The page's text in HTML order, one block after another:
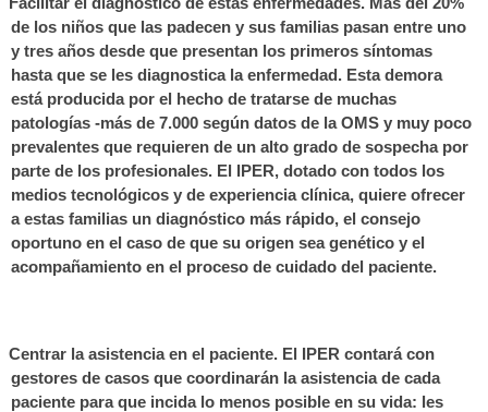
de los niños que las padecen y sus familias pasan entre uno
y tres años desde que presentan los primeros síntomas
hasta que se les diagnostica la enfermedad. Esta demora
está producida por el hecho de tratarse de muchas
patologías -más de 7.000 según datos de la OMS y muy poco
prevalentes que requieren de un alto grado de sospecha por
parte de los profesionales. El IPER, dotado con todos los
medios tecnológicos y de experiencia clínica, quiere ofrecer
a estas familias un diagnóstico más rápido, el consejo
oportuno en el caso de que su origen sea genético y el
acompañamiento en el proceso de cuidado del paciente.
Centrar la asistencia en el paciente. El IPER contará con
gestores de casos que coordinarán la asistencia de cada
paciente para que incida lo menos posible en su vida: les